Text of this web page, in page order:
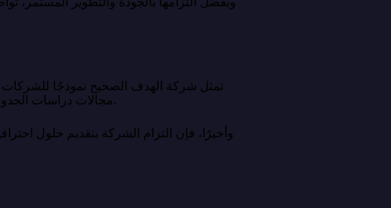
تمثل شركة الهدف الصحيح نموذجًا للشركات
مجالات دراسات الجدوى والتقييم المالي وإدارة المشاريع وتطوير الأعمال، تساهم في دعم المؤسسات وتحقيق النمو المستدام.
وأخيرًا، فإن التزام الشركة بتقديم حلول